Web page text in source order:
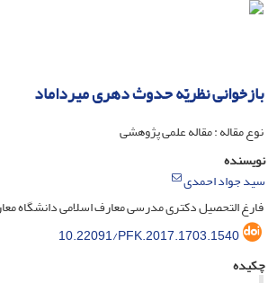
بازخوانی نظریّه حدوث دهری میرداماد
نوع مقاله : مقاله علمی پژوهشی
نویسنده
سید جواد احمدی
فارغ التحصیل دکتری مدرسی معارف اسلامی دانشگاه
10.22091/PFK.2017.1703.1540
چکیده